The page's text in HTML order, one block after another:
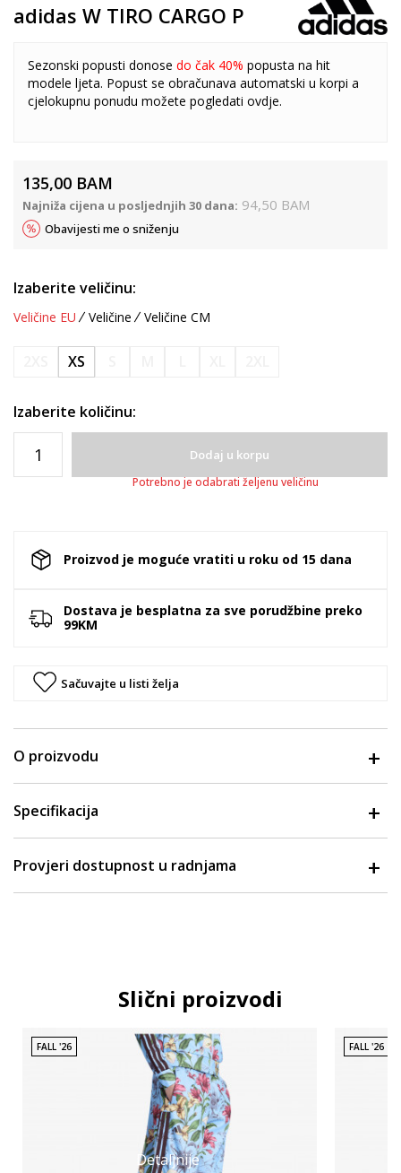
adidas W TIRO CARGO P
Sezonski popusti donose do čak 40% popusta na hit
modele ljeta. Popust se obračunava automatski u korpi a
cjelokupnu ponudu možete pogledati ovdje.
135,00 BAM
Najniža cijena u posljednjih 30 dana: 94,50 BAM
Obavijesti me o sniženju
Izaberite veličinu:
Veličine EU Veličine Veličine CM
XS
Izaberite količinu:
Dodaj u korpu
Potrebno je odabrati željenu veličinu
Proizvod je moguće vratiti u roku od 15 dana
Dostava je besplatna za sve porudžbine preko
99KM
Sačuvajte u listi želja
O proizvodu
Specifikacija
Provjeri dostupnost u radnjama
Slični proizvodi
Detaljnije
FALL '26 FALL '26